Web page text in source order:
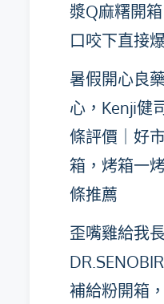
漿Q麻糬開
口咬下直接
暑假開心良
心，Kenji健
條評價｜好
箱，烤箱一
條推薦
歪嘴雞給我
補給粉開箱